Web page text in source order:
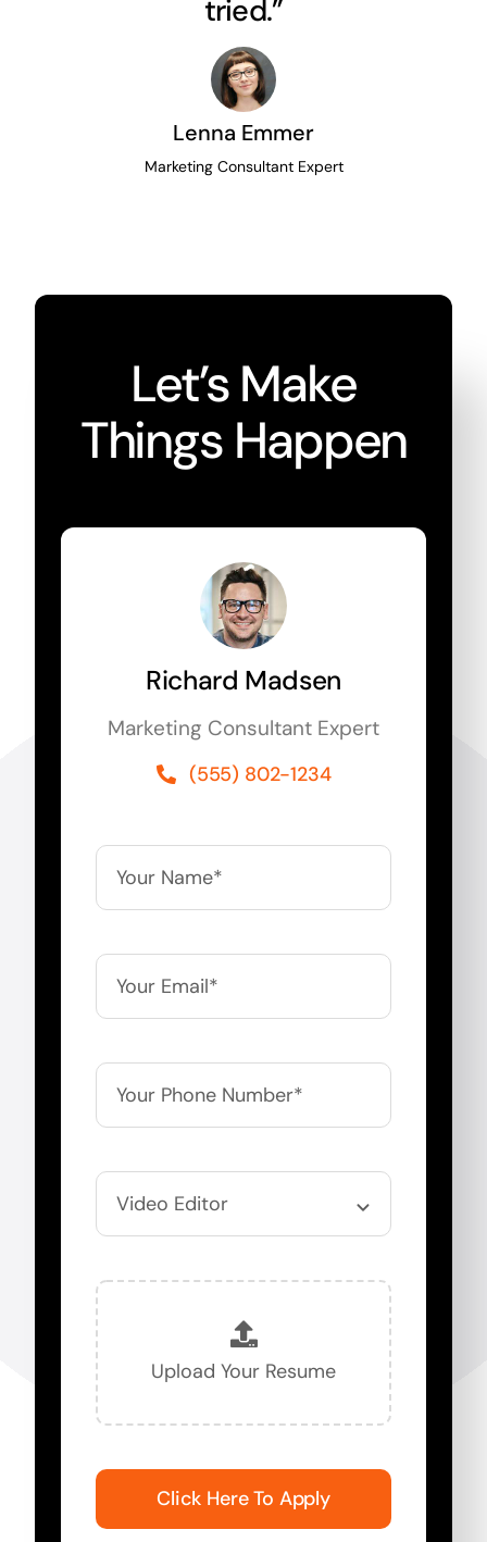
tried.”
Lenna Emmer
Marketing Consultant Expert
Let’s Make
Things Happen
Richard Madsen
Marketing Consultant Expert
(555) 802-1234
Click Here To Apply